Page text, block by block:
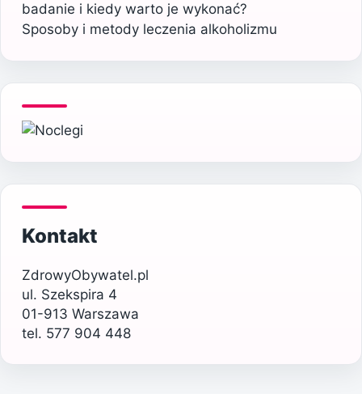
badanie i kiedy warto je wykonać?
Sposoby i metody leczenia alkoholizmu
Kontakt
ZdrowyObywatel.pl
ul. Szekspira 4
01-913 Warszawa
tel. 577 904 448